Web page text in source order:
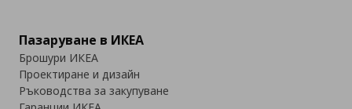
Пазаруване в ИКЕА
Брошури ИКЕА
Проектиране и дизайн
Ръководства за закупуване